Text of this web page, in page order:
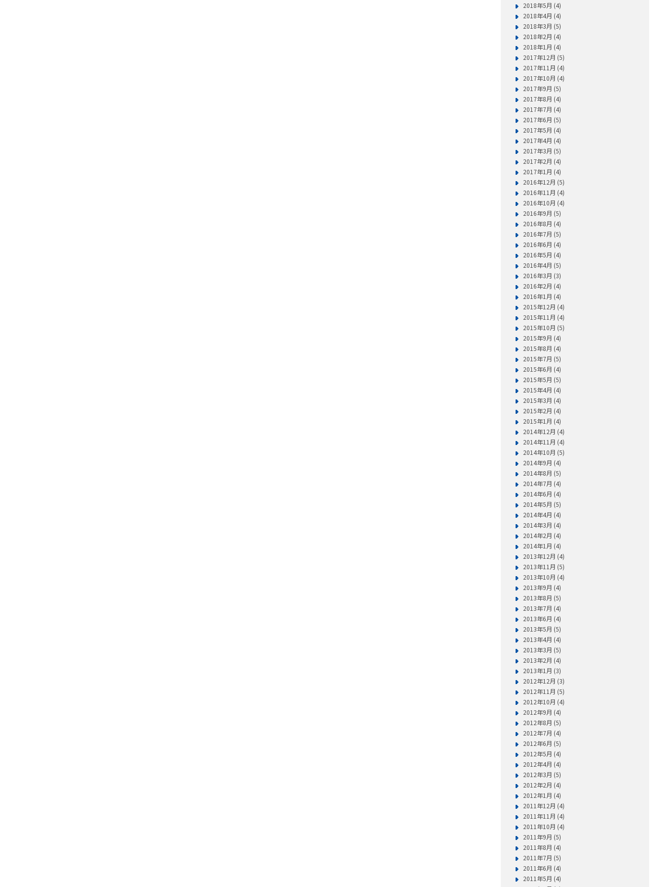
2018年5月 (4)
2018年4月 (4)
2018年3月 (5)
2018年2月 (4)
2018年1月 (4)
2017年12月 (5)
2017年11月 (4)
2017年10月 (4)
2017年9月 (5)
2017年8月 (4)
2017年7月 (4)
2017年6月 (5)
2017年5月 (4)
2017年4月 (4)
2017年3月 (5)
2017年2月 (4)
2017年1月 (4)
2016年12月 (5)
2016年11月 (4)
2016年10月 (4)
2016年9月 (5)
2016年8月 (4)
2016年7月 (5)
2016年6月 (4)
2016年5月 (4)
2016年4月 (5)
2016年3月 (3)
2016年2月 (4)
2016年1月 (4)
2015年12月 (4)
2015年11月 (4)
2015年10月 (5)
2015年9月 (4)
2015年8月 (4)
2015年7月 (5)
2015年6月 (4)
2015年5月 (5)
2015年4月 (4)
2015年3月 (4)
2015年2月 (4)
2015年1月 (4)
2014年12月 (4)
2014年11月 (4)
2014年10月 (5)
2014年9月 (4)
2014年8月 (5)
2014年7月 (4)
2014年6月 (4)
2014年5月 (5)
2014年4月 (4)
2014年3月 (4)
2014年2月 (4)
2014年1月 (4)
2013年12月 (4)
2013年11月 (5)
2013年10月 (4)
2013年9月 (4)
2013年8月 (5)
2013年7月 (4)
2013年6月 (4)
2013年5月 (5)
2013年4月 (4)
2013年3月 (5)
2013年2月 (4)
2013年1月 (3)
2012年12月 (3)
2012年11月 (5)
2012年10月 (4)
2012年9月 (4)
2012年8月 (5)
2012年7月 (4)
2012年6月 (5)
2012年5月 (4)
2012年4月 (4)
2012年3月 (5)
2012年2月 (4)
2012年1月 (4)
2011年12月 (4)
2011年11月 (4)
2011年10月 (4)
2011年9月 (5)
2011年8月 (4)
2011年7月 (5)
2011年6月 (4)
2011年5月 (4)